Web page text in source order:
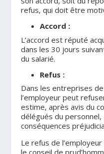
refus, qui doit être
Accord :
L’accord est réputé
dans les 30 jours
du salarié.
Refus :
Dans les entreprises
l’employeur peut
estime, après avis du
délégués du
conséquences
Le refus de